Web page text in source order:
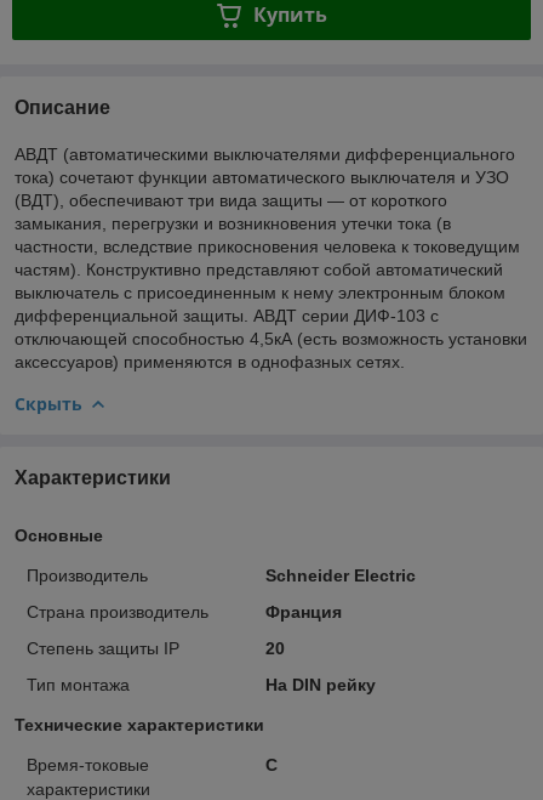
Купить
Описание
АВДТ (автоматическими выключателями дифференциального
тока) сочетают функции автоматического выключателя и УЗО
(ВДТ), обеспечивают три вида защиты — от короткого
замыкания, перегрузки и возникновения утечки тока (в
частности, вследствие прикосновения человека к токоведущим
частям). Конструктивно представляют собой автоматический
выключатель с присоединенным к нему электронным блоком
дифференциальной защиты. АВДТ серии ДИФ-103 с
отключающей способностью 4,5кА (есть возможность установки
аксессуаров) применяются в однофазных сетях.
Скрыть
Характеристики
Основные
Производитель
Schneider Electric
Страна производитель
Франция
Степень защиты IP
20
Тип монтажа
На DIN рейку
Технические характеристики
Время-токовые
характеристики
C